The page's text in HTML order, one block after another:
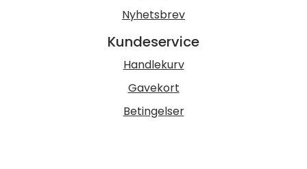
Nyhetsbrev
Kundeservice
Handlekurv
Gavekort
Betingelser